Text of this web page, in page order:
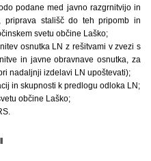
podane med javno razgrnitvijo in
priprava stališč do teh pripomb in
svetu občine Laško;
osnutka LN z rešitvami v zvezi s
in javne obravnave osnutka, za
nadaljnji izdelavi LN upoštevati);
in skupnosti k predlogu odloka LN;
občine Laško;